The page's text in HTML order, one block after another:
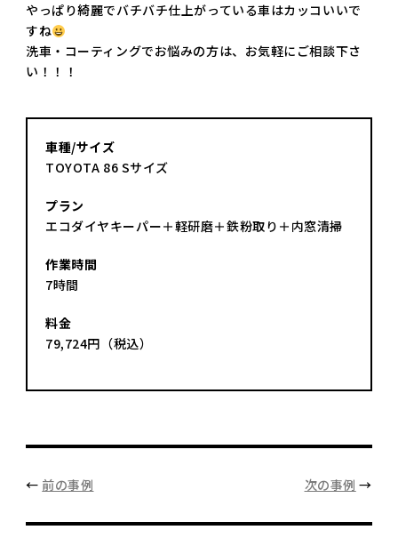
やっぱり綺麗でバチバチ仕上がっている車はカッコいいで
すね
洗車・コーティングでお悩みの方は、お気軽にご相談下さ
い！！！
車種/サイズ
TOYOTA 86 Sサイズ
プラン
エコダイヤキーパー＋軽研磨＋鉄粉取り＋内窓清掃
作業時間
7時間
料金
79,724円（税込）
← 前の事例 次の事例 →